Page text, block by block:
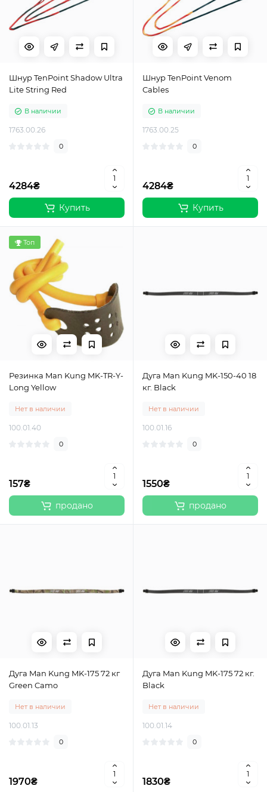
Шнур TenPoint Shadow Ultra
Lite String Red
В наличии
1763.00.26
0
4284₴
Купить
Шнур TenPoint Venom
Cables
В наличии
1763.00.25
0
4284₴
Купить
Топ
Резинка Man Kung MK-TR-Y-
Long Yellow
Нет в наличии
100.01.40
0
157₴
продано
Дуга Man Kung MK-150-40 18
кг. Black
Нет в наличии
100.01.16
0
1550₴
продано
Дуга Man Kung MK-175 72 кг
Green Camo
Нет в наличии
100.01.13
0
1970₴
Дуга Man Kung MK-175 72 кг.
Black
Нет в наличии
100.01.14
0
1830₴